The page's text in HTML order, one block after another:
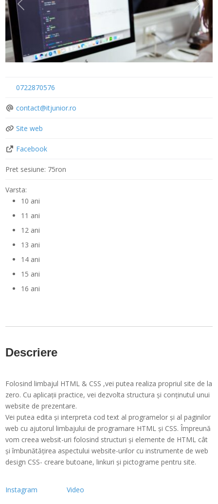
Anterior
0722870576
contact@itjunior.ro
Site web
Facebook
Pret sesiune: 75ron
Varsta:
10 ani
11 ani
12 ani
13 ani
14 ani
15 ani
16 ani
Descriere
Folosind limbajul HTML & CSS ,vei putea realiza propriul site de la
zero. Cu aplicații practice, vei dezvolta structura şi conţinutul unui
website de prezentare.
Vei putea edita și interpreta cod text al programelor și al paginilor
web cu ajutorul limbajului de programare HTML și CSS. Împreună
vom creea websit-uri folosind structuri și elemente de HTML cât
și îmbunătățirea aspectului website-urilor cu instrumente de web
design CSS- creare butoane, linkuri şi pictograme pentru site.
InstagramVideo